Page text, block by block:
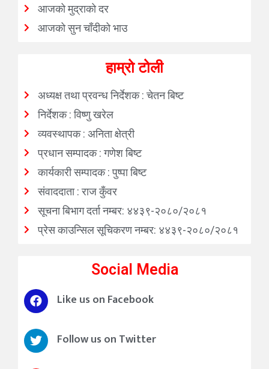
आजको मुद्राको दर
आजको सुन चाँदीको भाउ
हाम्रो टोली
अध्यक्ष तथा प्रवन्ध निर्देशक : चेतन बिष्ट
निर्देशक : विष्णु खरेल
व्यवस्थापक : अनिता क्षेत्री
प्रधान सम्पादक : गणेश बिष्ट
कार्यकारी सम्पादक : पुष्पा बिष्ट
संवाददाता : राज कुँवर
सूचना बिभाग दर्ता नम्बर: ४४३९-२०८०/२०८१
प्रेस काउन्सिल सूचिकरण नम्बर: ४४३९-२०८०/२०८१
Social Media
Like us on Facebook
Follow us on Twitter